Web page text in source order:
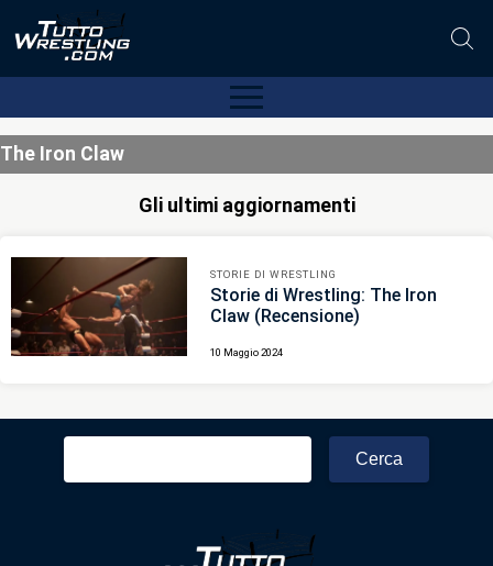
The Iron Claw
Gli ultimi aggiornamenti
STORIE DI WRESTLING
Storie di Wrestling: The Iron
Claw (Recensione)
10 Maggio 2024
Ricerca